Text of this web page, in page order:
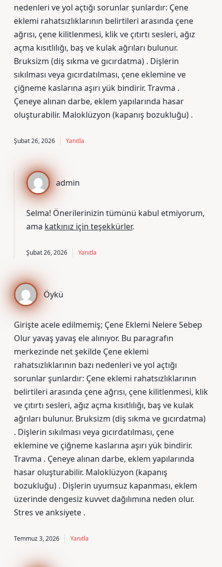
nedenleri ve yol açtığı sorunlar şunlardır: Çene
eklemi rahatsızlıklarının belirtileri arasında çene
ağrısı, çene kilitlenmesi, klik ve çıtırtı sesleri, ağız
açma kısıtlılığı, baş ve kulak ağrıları bulunur.
Bruksizm (diş sıkma ve gıcırdatma) . Dişlerin
sıkılması veya gıcırdatılması, çene eklemine ve
çiğneme kaslarına aşırı yük bindirir. Travma .
Çeneye alınan darbe, eklem yapılarında hasar
oluşturabilir. Maloklüzyon (kapanış bozukluğu) .
Şubat 26, 2026 Yanıtla
admin
Selma! Önerilerinizin tümünü kabul etmiyorum,
ama katkınız için teşekkürler.
Şubat 26, 2026 Yanıtla
Öykü
Girişte acele edilmemiş; Çene Eklemi Nelere Sebep
Olur yavaş yavaş ele alınıyor. Bu paragrafın
merkezinde net şekilde Çene eklemi
rahatsızlıklarının bazı nedenleri ve yol açtığı
sorunlar şunlardır: Çene eklemi rahatsızlıklarının
belirtileri arasında çene ağrısı, çene kilitlenmesi, klik
ve çıtırtı sesleri, ağız açma kısıtlılığı, baş ve kulak
ağrıları bulunur. Bruksizm (diş sıkma ve gıcırdatma)
. Dişlerin sıkılması veya gıcırdatılması, çene
eklemine ve çiğneme kaslarına aşırı yük bindirir.
Travma . Çeneye alınan darbe, eklem yapılarında
hasar oluşturabilir. Maloklüzyon (kapanış
bozukluğu) . Dişlerin uyumsuz kapanması, eklem
üzerinde dengesiz kuvvet dağılımına neden olur.
Stres ve anksiyete .
Temmuz 3, 2026 Yanıtla